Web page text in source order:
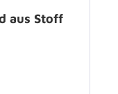
aus Stoff